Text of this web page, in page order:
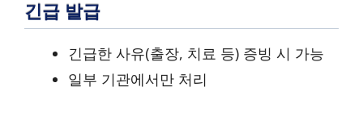
긴급 발급
긴급한 사유(출장, 치료 등) 증빙 시 가능
일부 기관에서만 처리